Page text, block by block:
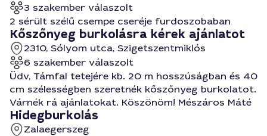
3 szakember válaszolt
2 sérült szélű csempe cseréje furdoszobaban
Kőszőnyeg burkolásra kérek ajánlatot
2310, Sólyom utca, Szigetszentmiklós
6 szakember válaszolt
Üdv, Támfal tetejére kb. 20 m hosszúságban és 40
cm szélességben szeretnék kőszőnyeg burkolatot.
Várnék rá ajánlatokat. Köszönöm! Mészáros Máté
Hidegburkolás
Zalaegerszeg